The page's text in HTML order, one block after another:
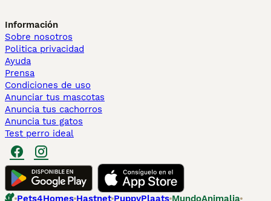
Información
Sobre nosotros
Politica privacidad
Ayuda
Prensa
Condiciones de uso
Anunciar tus mascotas
Anuncia tus cachorros
Anuncia tus gatos
Test perro ideal